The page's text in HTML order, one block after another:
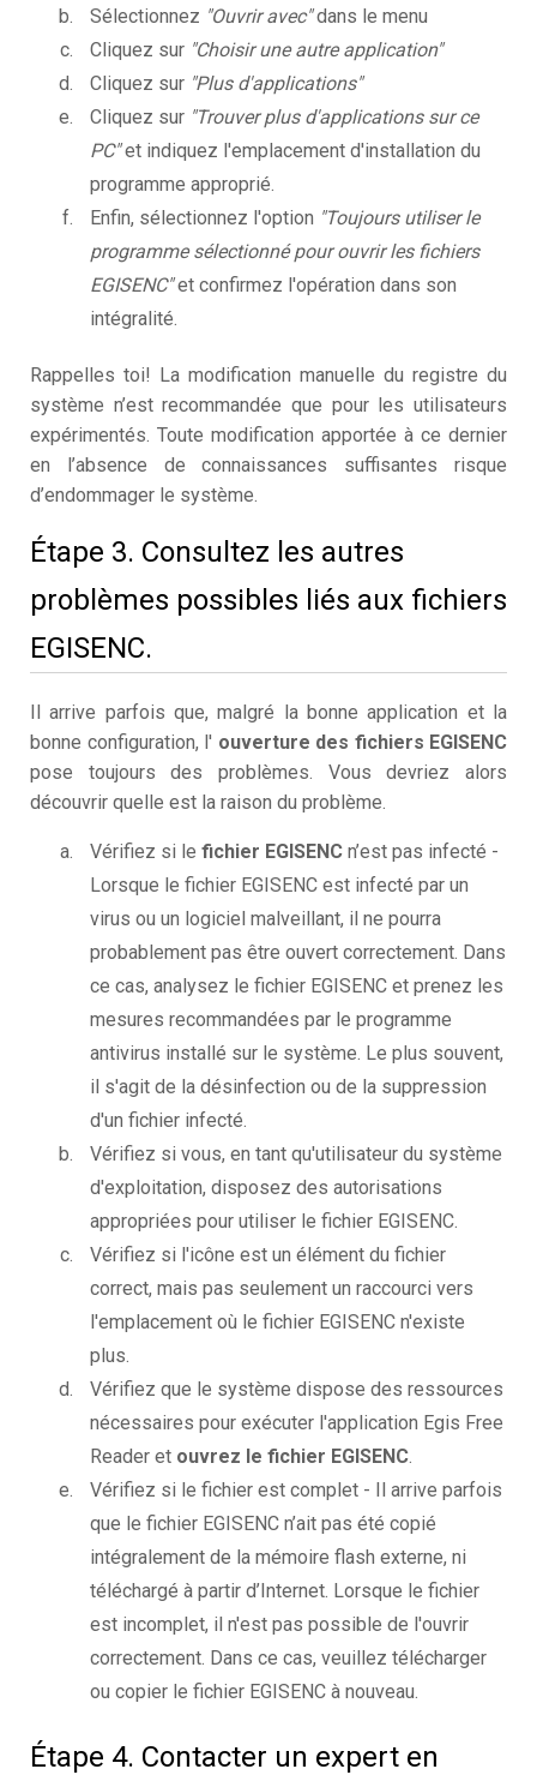
Sélectionnez "Ouvrir avec"dans le menu
Cliquez sur "Choisir une autre application"
Cliquez sur "Plus d'applications"
Cliquez sur "Trouver plus d'applications sur ce
PC"et indiquez l'emplacement d'installation du
programme approprié.
Enfin, sélectionnez l'option "Toujours utiliser le
programme sélectionné pour ouvrir les fichiers
EGISENC"et confirmez l'opération dans son
intégralité.
Rappelles toi! La modification manuelle du registre du
système n’est recommandée que pour les utilisateurs
expérimentés. Toute modification apportée à ce dernier
en l’absence de connaissances suffisantes risque
d’endommager le système.
Étape 3. Consultez les autres
problèmes possibles liés aux fichiers
EGISENC.
Il arrive parfois que, malgré la bonne application et la
bonne configuration, l' ouverture des fichiers EGISENC
pose toujours des problèmes. Vous devriez alors
découvrir quelle est la raison du problème.
Vérifiez si le fichier EGISENC n’est pas infecté -
Lorsque le fichier EGISENC est infecté par un
virus ou un logiciel malveillant, il ne pourra
probablement pas être ouvert correctement. Dans
ce cas, analysez le fichier EGISENC et prenez les
mesures recommandées par le programme
antivirus installé sur le système. Le plus souvent,
il s'agit de la désinfection ou de la suppression
d'un fichier infecté.
Vérifiez si vous, en tant qu'utilisateur du système
d'exploitation, disposez des autorisations
appropriées pour utiliser le fichier EGISENC.
Vérifiez si l'icône est un élément du fichier
correct, mais pas seulement un raccourci vers
l'emplacement où le fichier EGISENC n'existe
plus.
Vérifiez que le système dispose des ressources
nécessaires pour exécuter l'application Egis Free
Reader et ouvrez le fichier EGISENC.
Vérifiez si le fichier est complet - Il arrive parfois
que le fichier EGISENC n’ait pas été copié
intégralement de la mémoire flash externe, ni
téléchargé à partir d’Internet. Lorsque le fichier
est incomplet, il n'est pas possible de l'ouvrir
correctement. Dans ce cas, veuillez télécharger
ou copier le fichier EGISENC à nouveau.
Étape 4. Contacter un expert en